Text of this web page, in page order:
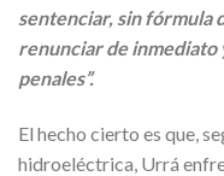
sentenciar, sin fórmula
renunciar de inmediato
penales”.
El hecho cierto es que,
hidroeléctrica, Urrá